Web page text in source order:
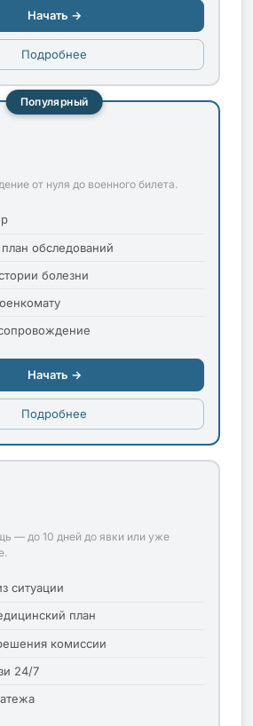
Начать →
Подробнее
Популярный
от нуля до военного билета.
обследований
болезни
Начать →
Подробнее
— до 10 дней до явки или уже
ситуации
план
комиссии
24/7